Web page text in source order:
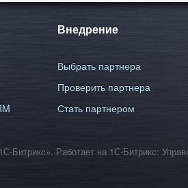
Внедрение
Выбрать партнера
Проверить партнера
Стать партнером
Битрикс». Работает на 1С-Битрикс: